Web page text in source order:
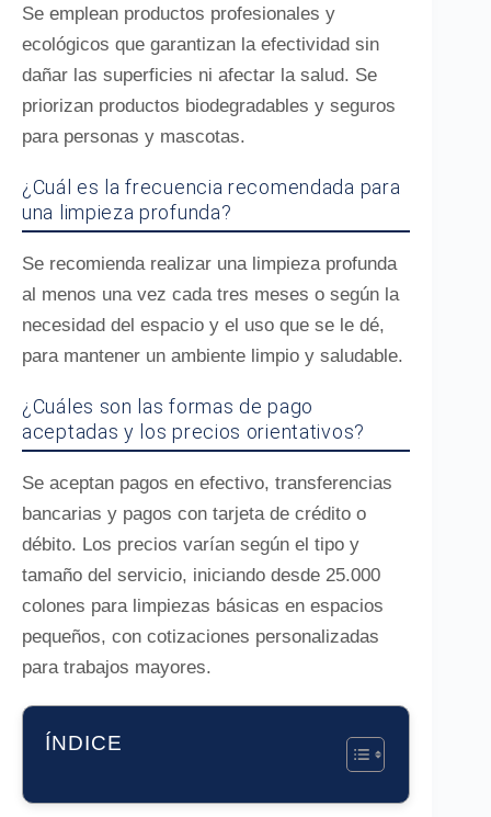
Se emplean productos profesionales y
ecológicos que garantizan la efectividad sin
dañar las superficies ni afectar la salud. Se
priorizan productos biodegradables y seguros
para personas y mascotas.
¿Cuál es la frecuencia recomendada para
una limpieza profunda?
Se recomienda realizar una limpieza profunda
al menos una vez cada tres meses o según la
necesidad del espacio y el uso que se le dé,
para mantener un ambiente limpio y saludable.
¿Cuáles son las formas de pago
aceptadas y los precios orientativos?
Se aceptan pagos en efectivo, transferencias
bancarias y pagos con tarjeta de crédito o
débito. Los precios varían según el tipo y
tamaño del servicio, iniciando desde 25.000
colones para limpiezas básicas en espacios
pequeños, con cotizaciones personalizadas
para trabajos mayores.
ÍNDICE